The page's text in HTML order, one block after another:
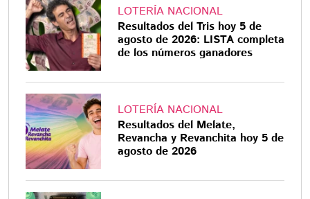
LOTERÍA NACIONAL
Resultados del Tris hoy 5 de
agosto de 2026: LISTA completa
de los números ganadores
LOTERÍA NACIONAL
Resultados del Melate,
Revancha y Revanchita hoy 5 de
agosto de 2026